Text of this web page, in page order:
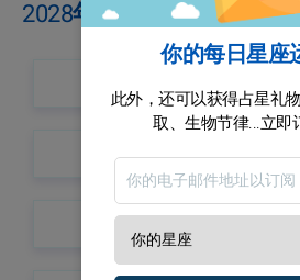
2028年十一月月份的星座
金牛座·2028年十一
双子座·2028年十一
你的每日星座
此外，还可以获得占星礼
取、生物节律...立即